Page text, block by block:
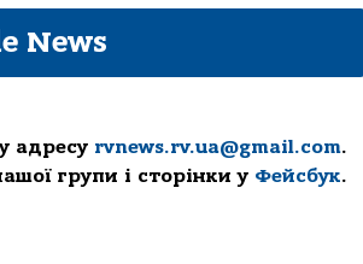
News
адресу rvnews.rv.ua@gmail.com.
групи і сторінки у Фейсбук.